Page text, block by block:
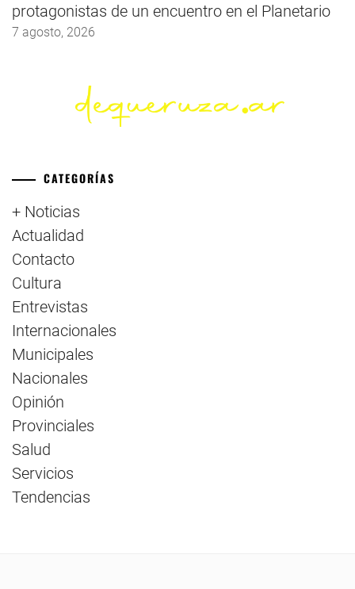
protagonistas de un encuentro en el Planetario
7 agosto, 2026
CATEGORÍAS
+ Noticias
Actualidad
Contacto
Cultura
Entrevistas
Internacionales
Municipales
Nacionales
Opinión
Provinciales
Salud
Servicios
Tendencias